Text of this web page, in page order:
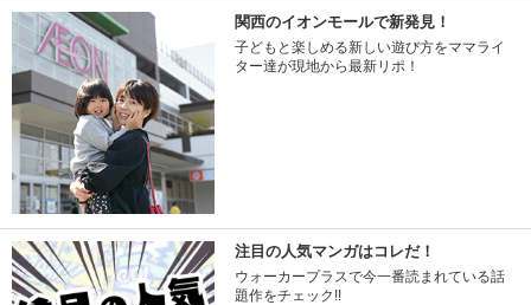
関西のイオンモールで新発見！
子どもと楽しめる新しい遊び方をママライ
ター達が現地から最新リポ！
注目の人気マンガはコレだ！
ウォーカープラスで今一番読まれている話
題作をチェック!!